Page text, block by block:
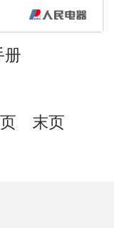
册
末页